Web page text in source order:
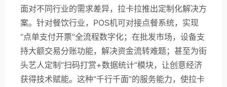
面对不同行业的需求差异，拉卡拉推出定制化解决方
案。针对餐饮行业，POS机可对接点餐系统，实现
“点单支付开票”全流程数字化；在批发市场，设备支
持大额交易分账功能，解决资金流转难题；甚至为街
头艺人定制“扫码打赏+数据统计”模块，让创意经济
获得技术赋能。这种“千行千面”的服务能力，使拉卡